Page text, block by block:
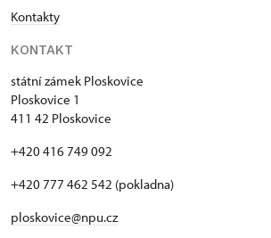
Kontakty
KONTAKT
státní zámek Ploskovice
Ploskovice 1
411 42 Ploskovice
+420 416 749 092
+420 777 462 542 (pokladna)
ploskovice@npu.cz